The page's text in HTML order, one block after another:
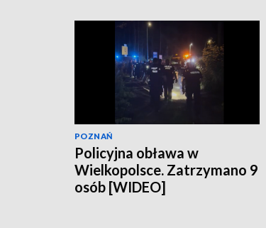
POZNAŃ
Policyjna obława w
Wielkopolsce. Zatrzymano 9
osób [WIDEO]